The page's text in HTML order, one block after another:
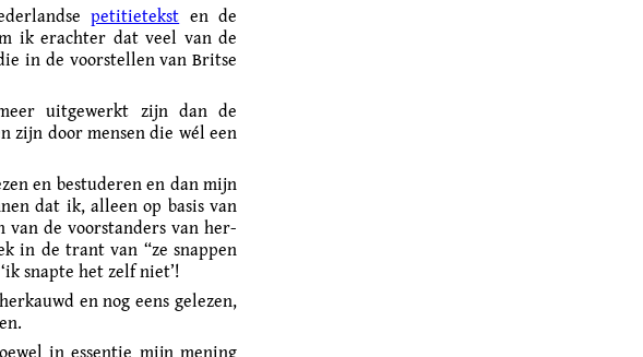
petitietekst en de
ik erachter dat veel van de
in de voorstellen van Britse
uitgewerkt zijn dan de
zijn door mensen die wél een
en bestuderen en dan mijn
dat ik, alleen op basis van
van de voorstanders van her­
in de trant van “ze snappen
snapte het zelf niet’!
en nog eens gelezen,
in essentie mijn mening